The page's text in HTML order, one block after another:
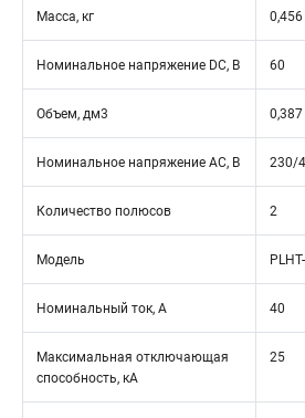
Масса, кг 0,456
Номинальное напряжение DC, В 60
Объем, дм3 0,387
Номинальное напряжение АС, В 230/
Количество полюсов 2
Модель
Номинальный ток, А 40
Максимальная отключающая
способность, кА
25